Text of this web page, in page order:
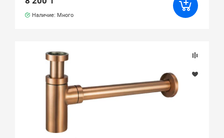
Наличие: Много